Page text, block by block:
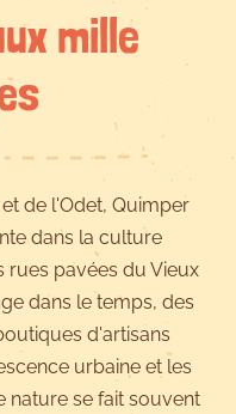
mille
de l'Odet, Quimper
dans la culture
rues pavées du Vieux
dans le temps, des
d'artisans
urbaine et les
nature se fait souvent